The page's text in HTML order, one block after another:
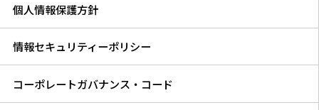
個人情報保護方針
情報セキュリティーポリシー
コーポレートガバナンス・コード